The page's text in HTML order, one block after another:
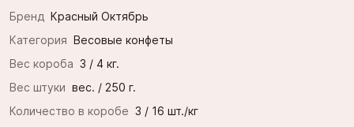
Бренд Красный Октябрь
Категория Весовые конфеты
Вес короба 3 / 4 кг.
Вес штуки вес. / 250 г.
Количество в коробе 3 / 16 шт./кг